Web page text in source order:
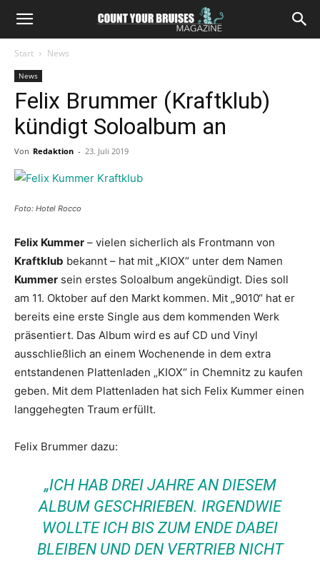
Start News
News
Felix Brummer (Kraftklub)
kündigt Soloalbum an
Von Redaktion - 23. Juli 2019
Foto: Hotel Rocco
Felix Kummer – vielen sicherlich als Frontmann von
Kraftklub bekannt – hat mit „KIOX“ unter dem Namen
Kummer sein erstes Soloalbum angekündigt. Dies soll
am 11. Oktober auf den Markt kommen. Mit „9010“ hat er
bereits eine erste Single aus dem kommenden Werk
präsentiert. Das Album wird es auf CD und Vinyl
ausschließlich an einem Wochenende in dem extra
entstandenen Plattenladen „KIOX“ in Chemnitz zu kaufen
geben. Mit dem Plattenladen hat sich Felix Kummer einen
langgehegten Traum erfüllt.
Felix Brummer dazu:
„ICH HAB DREI JAHRE AN DIESEM
ALBUM GESCHRIEBEN. IRGENDWIE
WOLLTE ICH BIS ZUM ENDE DABEI
BLEIBEN UND DEN VERTRIEB NICHT